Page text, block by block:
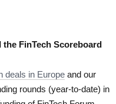
FinTech Scoreboard
deals in Europe and our
rounds (year-to-date) in